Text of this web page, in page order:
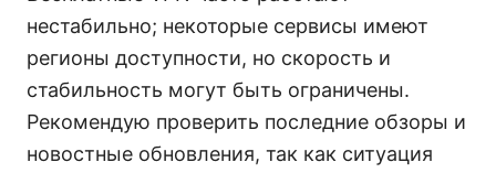
нестабильно; некоторые сервисы имеют
регионы доступности, но скорость и
стабильность могут быть ограничены.
Рекомендую проверить последние обзоры и
новостные обновления, так как ситуация